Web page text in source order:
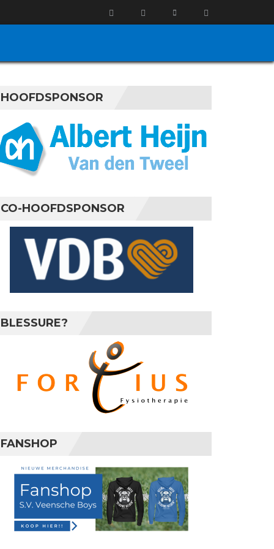
HOOFDSPONSOR
CO-HOOFDSPONSOR
BLESSURE?
FANSHOP